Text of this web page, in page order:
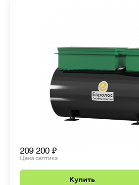
209 200
Цена септика
Купить